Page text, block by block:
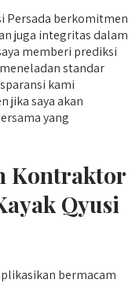
Persada berkomitmen
juga integritas dalam
memberi prediksi
standar
kami
jika saya akan
yang
Kontraktor
Qyusi
bermacam